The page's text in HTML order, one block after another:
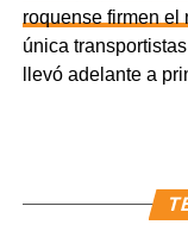
roquense firmen el
única
llevó adelante a